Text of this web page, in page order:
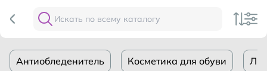
Антиобледенитель Косметика для обуви